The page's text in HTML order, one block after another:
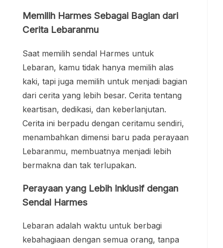
Memilih Harmes Sebagai Bagian dari
Cerita Lebaranmu
Saat memilih sendal Harmes untuk
Lebaran, kamu tidak hanya memilih alas
kaki, tapi juga memilih untuk menjadi bagian
dari cerita yang lebih besar. Cerita tentang
keartisan, dedikasi, dan keberlanjutan.
Cerita ini berpadu dengan ceritamu sendiri,
menambahkan dimensi baru pada perayaan
Lebaranmu, membuatnya menjadi lebih
bermakna dan tak terlupakan.
Perayaan yang Lebih Inklusif dengan
Sendal Harmes
Lebaran adalah waktu untuk berbagi
kebahagiaan dengan semua orang, tanpa